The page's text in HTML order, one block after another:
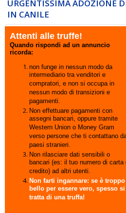
URGENTISSIMA ADOZIONE
IN CANILE
Attenti alle truffe!
Quando rispondi ad un annuncio
ricorda:
non funge in nessun modo da
intermediario tra venditori e
compratori, e non si occupa in
nessun modo di transizioni e
pagamenti.
Non effettuare pagamenti con
assegni bancari, oppure tramite
Western Union o Money Gram
verso persone che ti contattano
paesi stranieri.
Non rilasciare dati sensibili o
bancari (es: il tuo numero di carta
credito) ad altri utenti.
Non farti ingannare: se è troppo
bello per essere vero, spesso si
tratta di una truffa!